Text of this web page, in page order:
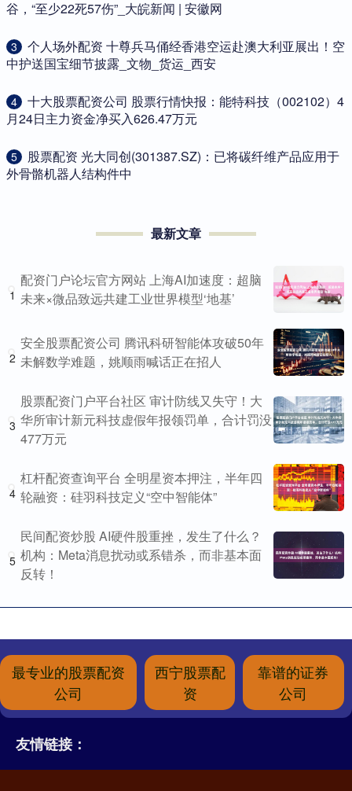
谷，“至少22死57伤”_大皖新闻 | 安徽网
3
​个人场外配资 十尊兵马俑经香港空运赴澳大利亚展出！空
中护送国宝细节披露_文物_货运_西安
4
​十大股票配资公司 股票行情快报：能特科技（002102）4
月24日主力资金净买入626.47万元
5
​股票配资 光大同创(301387.SZ)：已将碳纤维产品应用于
外骨骼机器人结构件中
最新文章
1
配资门户论坛官方网站 上海AI加速度：超脑
未来×微品致远共建工业世界模型‘地基’
2
安全股票配资公司 腾讯科研智能体攻破50年
未解数学难题，姚顺雨喊话正在招人
3
股票配资门户平台社区 审计防线又失守！大
华所审计新元科技虚假年报领罚单，合计罚没
477万元
4
杠杆配资查询平台 全明星资本押注，半年四
轮融资：硅羽科技定义“空中智能体”
5
民间配资炒股 AI硬件股重挫，发生了什么？
机构：Meta消息扰动或系错杀，而非基本面
反转！
最专业的股票配资
公司
西宁股票配
资
靠谱的证券
公司
友情链接：